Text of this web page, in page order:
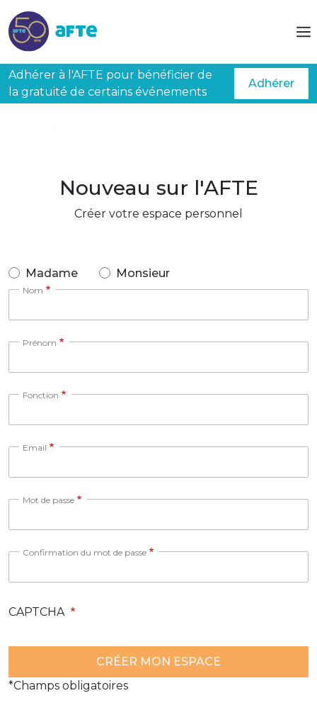
Adhérer à l'AFTE pour bénéficier de
la gratuité de certains événements
Adhérer
Nouveau sur l'AFTE
Créer votre espace personnel
Madame Monsieur
Nom
Prénom
Fonction
Email
Mot de passe
Confirmation du mot de passe
CAPTCHA
*Champs obligatoires